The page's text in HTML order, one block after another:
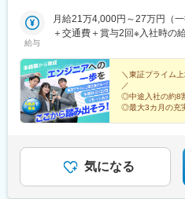
愛知県名古屋市中区錦2-3-4
鉄桜通線・鶴舞線「丸の内駅
り徒歩3分◎福岡営業所福岡
センタービル11F┗ JR「博多
用の補助制度あり（規定による
給与
月給21万4,000円～27万円（
＋交通費＋賞与2回※入社時の
円～12,187円）。残業6時間
給。※転勤が可能な方、引っ
┏━━━━━━━━━━━━┓ 研修
┗━━━━━━━━━━━━┛研修
197,795円以上※基本給
代は別途支給、その他の待遇
給21万4,000円～27万円（一
交通費＋賞与2回
＼東証プライム
／
◎中途入社の約8
◎最大3カ月の充
◎年間休日122日
気になる